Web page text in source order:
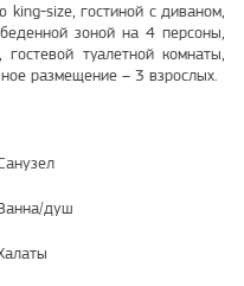
king-size, гостиной с диваном,
зоной на 4 персоны,
туалетной комнаты,
размещение – 3 взрослых.
душ